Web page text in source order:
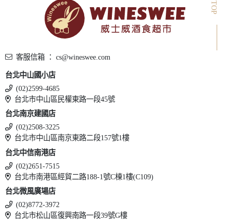
TOP
客服信箱 ： cs@wineswee.com
台北中山國小店
(02)2599-4685
台北市中山區民權東路一段45號
台北南京建國店
(02)2508-3225
台北市中山區南京東路二段157號1樓
台北中信南港店
(02)2651-7515
台北市南港區經貿二路188-1號C棟1樓(C109)
台北微風廣場店
(02)8772-3972
台北市松山區復興南路一段39號G樓